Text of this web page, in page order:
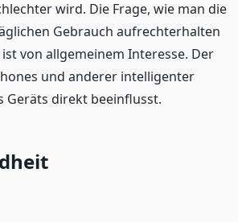
wird. Die Frage, wie man die
Gebrauch aufrechterhalten
von allgemeinem Interesse. Der
und anderer intelligenter
Geräts direkt beeinflusst.